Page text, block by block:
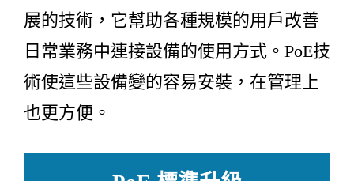
展的技術，它幫助各種規模的用戶改善
日常業務中連接設備的使用方式。PoE技
術使這些設備變的容易安裝，在管理上
也更方便。